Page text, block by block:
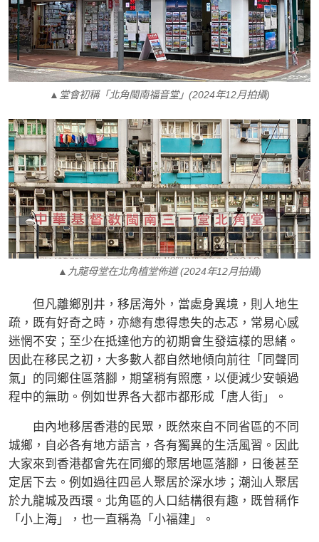
▲堂會初稱「北角閩南福音堂」(2024年12月拍攝)
▲九龍母堂在北角植堂佈道 (2024年12月拍攝)
但凡離鄉別井，移居海外，當處身異境，則人地生
疏，既有好奇之時，亦總有患得患失的忐忑，常易心感
迷惘不安；至少在抵達他方的初期會生發這樣的思緒。
因此在移民之初，大多數人都自然地傾向前往「同聲同
氣」的同鄉住區落腳，期望稍有照應，以便減少安頓過
程中的無助。例如世界各大都市都形成「唐人街」。
由內地移居香港的民眾，既然來自不同省區的不同
城鄉，自必各有地方語言，各有獨異的生活風習。因此
大家來到香港都會先在同鄉的聚居地區落腳，日後甚至
定居下去。例如過往四邑人聚居於深水埗；潮汕人聚居
於九龍城及西環。北角區的人口結構很有趣，既曾稱作
「小上海」，也一直稱為「小福建」。